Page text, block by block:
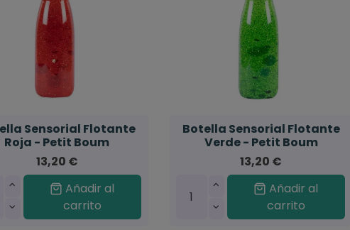
Sensorial Flotante
Roja - Petit Boum
13,20 €
Añadir al
carrito
Botella Sensorial Flotante
Verde - Petit Boum
13,20 €
Añadir al
carrito